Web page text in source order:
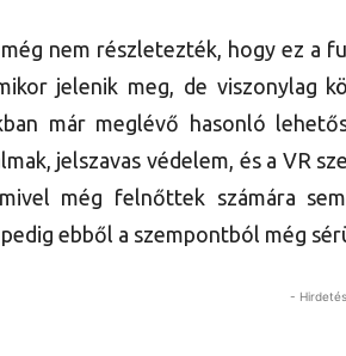
nem részletezték, hogy ez a
jelenik meg, de viszonylag
már meglévő hasonló
jelszavas védelem, és a VR
még felnőttek számára
ebből a szempontból még
-